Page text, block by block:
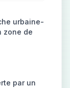
urbaine-
zone de
par un